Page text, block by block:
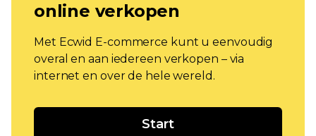
online verkopen
Met Ecwid E-commerce kunt u eenvoudig
overal en aan iedereen verkopen – via
internet en over de hele wereld.
Start